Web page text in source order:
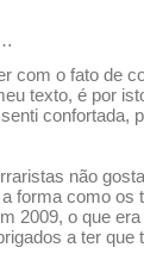
com o fato de
texto, é por
confortada,
não
forma como
2009, o que
a ter